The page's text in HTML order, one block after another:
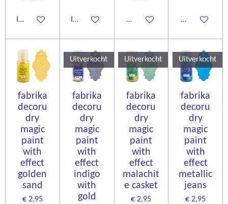
In winkelwagen In winkelwagen Houd mij op de hoogteHoud mij op
fabrika
decoru
dry
magic
paint
with
effect
golden
sand
€ 2,95
Uitverkocht
fabrika
decoru
dry
magic
paint
with
effect
indigo
with
gold
Uitverkocht
fabrika
decoru
dry
magic
paint
with
effect
malachit
e casket
€ 2,95
Uitverkocht
fabrika
decoru
dry
magic
paint
with
effect
metallic
jeans
€ 2,95